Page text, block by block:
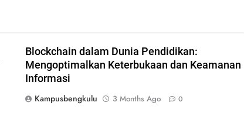
Blockchain dalam Dunia Pendidikan:
Mengoptimalkan Keterbukaan dan Keamanan
Informasi
Kampusbengkulu
3 Months Ago 0